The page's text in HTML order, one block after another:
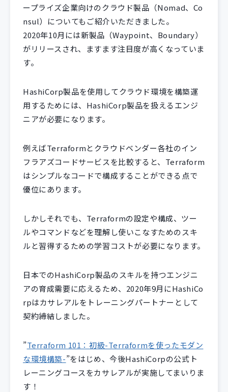
ープライズ企業向けのクラウド製品（Nomad、Co
nsul）についてもご紹介いただきました。
2020年10月には新製品（Waypoint、Boundary）
がリリースされ、ますます注目度が高くなっていま
す。
HashiCorp製品を使用してクラウド環境を構築運
用するためには、HashiCorp製品を扱えるエンジ
ニアが必要になります。
例えばTerraformとクラウドベンダー各社のイン
フラアズコードサービスを比較すると、Terraform
はシンプルなコードで構成することができる点で
優位にあります。
しかしそれでも、Terraformの設定や構成、ツー
ルやコマンドなどを理解し使いこなすためのスキ
ルと習得するための学習コストが必要になります。
日本でのHashiCorp製品のスキルを持つエンジニ
アの育成需要に応えるため、2020年9月にHashiCo
rpはカサレアルをトレーニングパートナーとして
契約締結しました。
”Terraform 101：初級-Terraformを使ったモダン
な環境構築-”をはじめ、今後HashiCorpの公式ト
レーニングコースをカサレアルが実施してまいりま
す！